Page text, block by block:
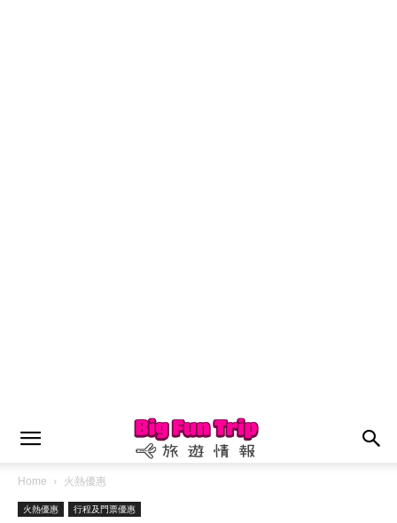
Home 火熱優惠
火熱優惠 行程及門票優惠